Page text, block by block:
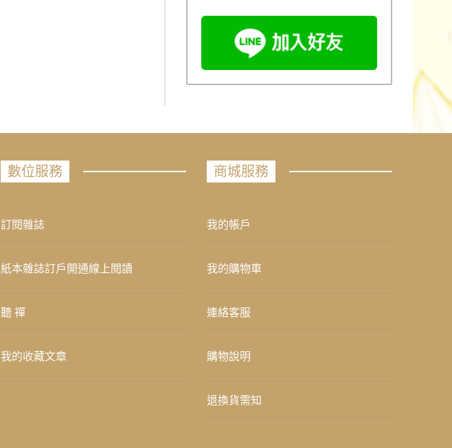
數位服務
訂閱雜誌
紙本雜誌訂戶開通線上閱讀
聽 禪
我的收藏文章
商城服務
我的帳戶
我的購物車
連絡客服
購物說明
退換貨需知